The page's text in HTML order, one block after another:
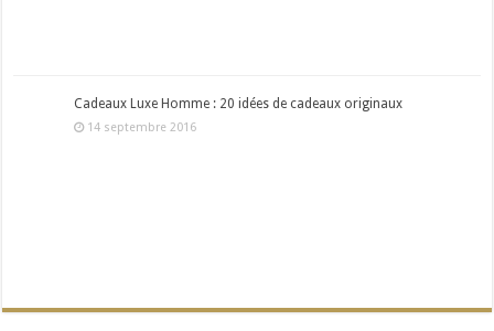
Cadeaux Luxe Homme : 20 idées de cadeaux originaux
14 septembre 2016